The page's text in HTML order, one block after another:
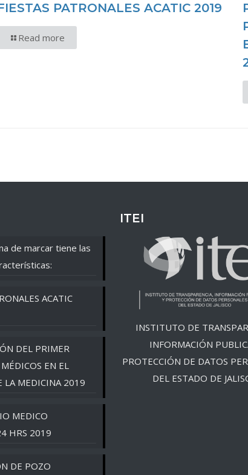
PATRONALES ACATIC 2019
Read more
de marcar tiene las
ACATIC
DEL PRIMER
EN EL
LA MEDICINA 2019
MEDICO
HRS 2019
DE POZO
ITEI
INSTITUTO DE
INFORMACIÓN
PROTECCIÓN DE DATOS
DEL ESTADO DE